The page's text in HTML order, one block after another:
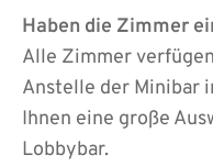
Haben die Zimmer
Alle Zimmer
Anstelle der Minibar
Ihnen eine große
Lobbybar.